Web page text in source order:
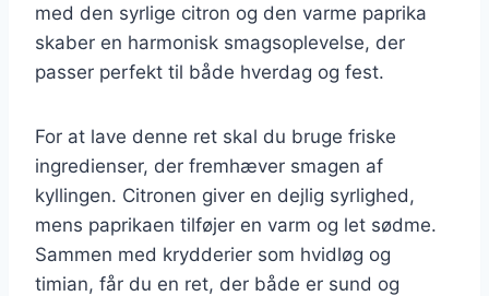
med den syrlige citron og den varme paprika
skaber en harmonisk smagsoplevelse, der
passer perfekt til både hverdag og fest.
For at lave denne ret skal du bruge friske
ingredienser, der fremhæver smagen af
kyllingen. Citronen giver en dejlig syrlighed,
mens paprikaen tilføjer en varm og let sødme.
Sammen med krydderier som hvidløg og
timian, får du en ret, der både er sund og